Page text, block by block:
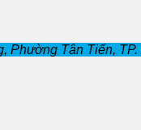
Phường Tân Tiến,